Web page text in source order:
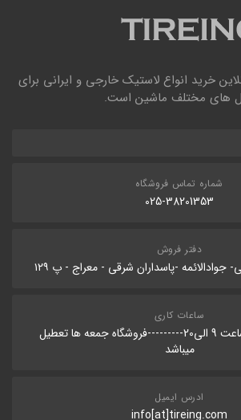
خرید انواع لاستیک خارجی و ایرانی برای
های مختلف ماشین است.
شماره تماس فروشگاه
025-38201353
دفتر فروش
-پاسداران شرقی - معراج - پ ۱۲۹
ساعات کاری
شنبه تا پنجشنبه ساعت 9 الی20---------فروشگاه جمعه ها تعطیل
میباشد
ادرس ایمیل
info[at]tireing.com